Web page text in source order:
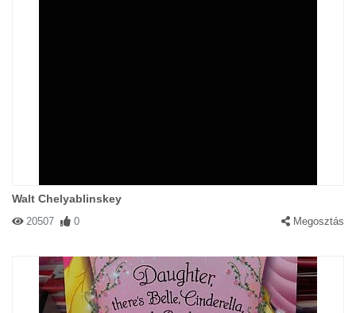
Walt Chelyablinskey
20507 0 Megosztás